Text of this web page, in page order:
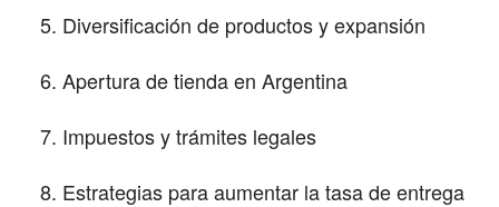
Diversificación de productos y expansión
Apertura de tienda en Argentina
Impuestos y trámites legales
Estrategias para aumentar la tasa de entrega